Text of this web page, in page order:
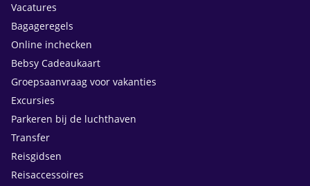
Vacatures
Bagageregels
Online inchecken
Bebsy Cadeaukaart
Groepsaanvraag voor vakanties
Excursies
Parkeren bij de luchthaven
Transfer
Reisgidsen
Reisaccessoires